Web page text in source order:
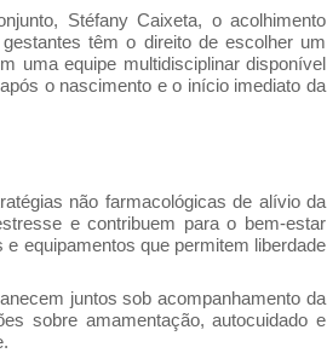
Stéfany Caixeta, o acolhimento
têm o direito de escolher um
uma equipe multidisciplinar disponível
o nascimento e o início imediato da
não farmacológicas de alívio da
e contribuem para o bem-estar
equipamentos que permitem liberdade
juntos sob acompanhamento da
sobre amamentação, autocuidado e